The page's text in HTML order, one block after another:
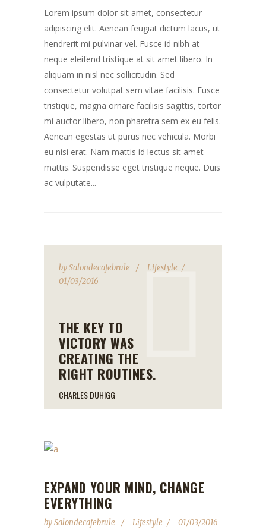
Lorem ipsum dolor sit amet, consectetur
adipiscing elit. Aenean feugiat dictum lacus, ut
hendrerit mi pulvinar vel. Fusce id nibh at
neque eleifend tristique at sit amet libero. In
aliquam in nisl nec sollicitudin. Sed
consectetur volutpat sem vitae facilisis. Fusce
tristique, magna ornare facilisis sagittis, tortor
mi auctor libero, non pharetra sem ex eu felis.
Aenean egestas ut purus nec vehicula. Morbi
eu nisi erat. Nam mattis id lectus sit amet
mattis. Suspendisse eget tristique neque. Duis
ac vulputate...
bySalondecafebrule
Lifestyle
01/03/2016
THE KEY TO
VICTORY WAS
CREATING THE
RIGHT ROUTINES.
CHARLES DUHIGG
EXPAND YOUR MIND, CHANGE
EVERYTHING
bySalondecafebrule Lifestyle 01/03/2016